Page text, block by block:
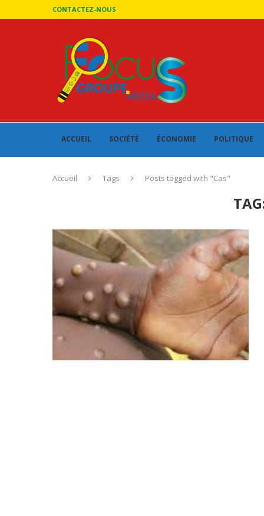
CONTACTEZ-NOUS
ACCUEIL SOCIÉTÉ ÉCONOMIE POLITIQUE
Accueil Tags Posts tagged with "Cas"